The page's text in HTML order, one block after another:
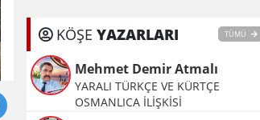
KÖŞE YAZARLARI TÜMÜ
Mehmet Demir Atmalı
YARALI TÜRKÇE VE KÜRTÇE
OSMANLICA İLİŞKİSİ